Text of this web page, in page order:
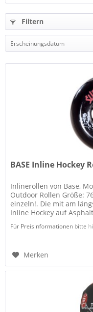
Filtern
BASE Inline Hockey
Inlinerollen von Base,
Outdoor Rollen Größe:
einzeln!. Die mit am
Inline Hockey auf
Für Preisinformationen bitte
Merken